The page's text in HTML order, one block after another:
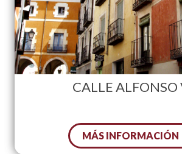
CALLE ALFONSO
MÁS INFORMACIÓN